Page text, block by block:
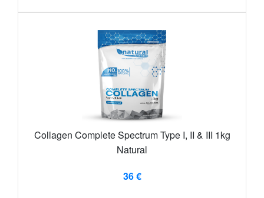
Collagen Complete Spectrum Type I, II & III 1kg
Natural
36 €